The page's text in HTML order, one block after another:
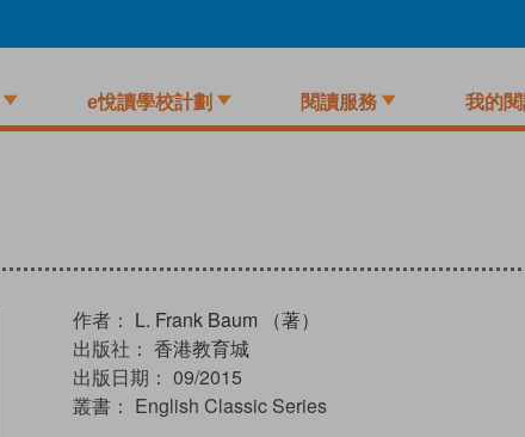
e悅讀學校計劃 閱讀服務 我的
作者： L. Frank Baum （著）
出版社： 香港教育城
出版日期： 09/2015
叢書： English Classic Series